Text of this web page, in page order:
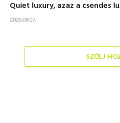
Quiet luxury, azaz a csendes
2025.08.07.
SZÓLJ